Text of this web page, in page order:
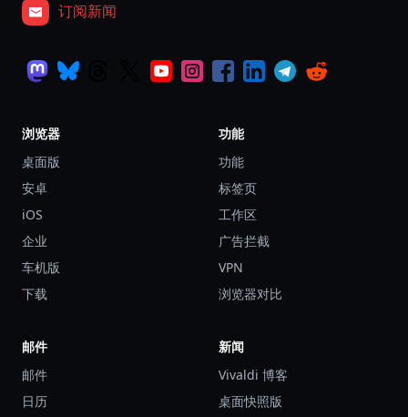
订阅新闻
浏览器
桌面版
安卓
iOS
企业
车机版
下载
功能
功能
标签页
工作区
广告拦截
VPN
浏览器对比
邮件
邮件
日历
新闻
Vivaldi 博客
桌面快照版